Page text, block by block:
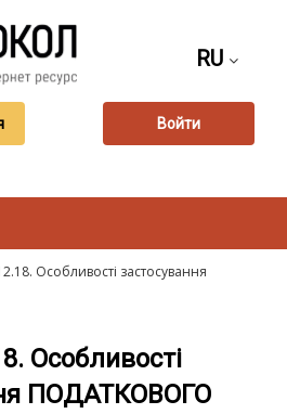
RU
Войти
Особливості застосування
Особливості
ПОДАТКОВОГО